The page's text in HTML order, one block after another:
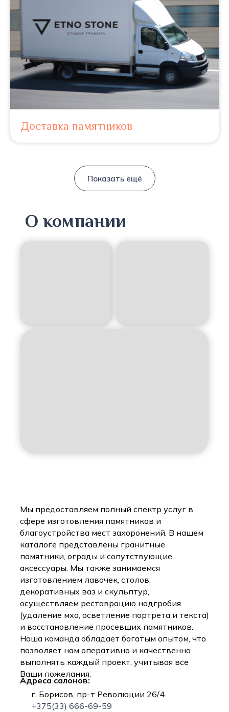
Доставка памятников
Показать ещё
Мы предоставляем полный спектр услуг в
сфере изготовления памятников и
благоустройства мест захоронений. В нашем
каталоге представлены гранитные
памятники, ограды и сопутствующие
аксессуары. Мы также занимаемся
изготовлением лавочек, столов,
декоративных ваз и скульптур,
осуществляем реставрацию надгробия
(удаление мха, осветление портрета и текста)
и восстановление просевших памятников.
Наша команда обладает богатым опытом, что
позволяет нам оперативно и качественно
выполнять каждый проект, учитывая все
Ваши пожелания.
Адреса салонов:
г. Борисов, пр-т Революции 26/4
+375(33) 666-69-59
О компании